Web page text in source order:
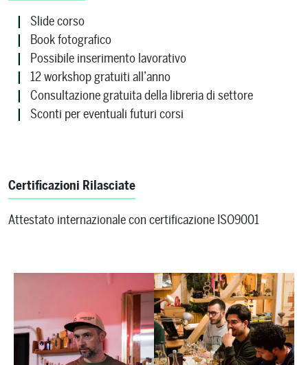
Slide corso
Book fotografico
Possibile inserimento lavorativo
12 workshop gratuiti all’anno
Consultazione gratuita della libreria di settore
Sconti per eventuali futuri corsi
Certificazioni Rilasciate
Attestato internazionale con certificazione ISO9001